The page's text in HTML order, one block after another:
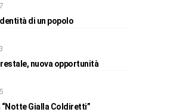
di un popolo
nuova opportunità
“Notte Gialla Coldiretti”